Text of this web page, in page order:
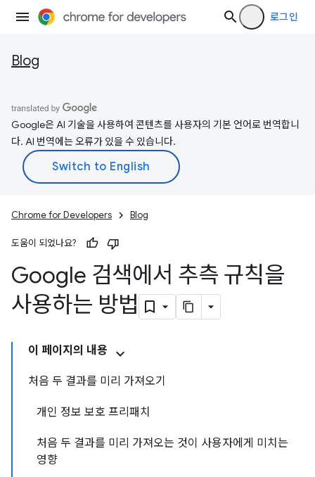
로그인
Blog
Google은 AI 기술을 사용하여 콘텐츠를 사용자의 기본 언어로 번역합니
다. AI 번역에는 오류가 있을 수 있습니다.
Chrome for Developers Blog
도움이 되었나요?
Google 검색에서 추측 규칙을
사용하는 방법
이 페이지의 내용
처음 두 결과를 미리 가져오기
개인 정보 보호 프리패치
처음 두 결과를 미리 가져오는 것이 사용자에게 미치는
영향